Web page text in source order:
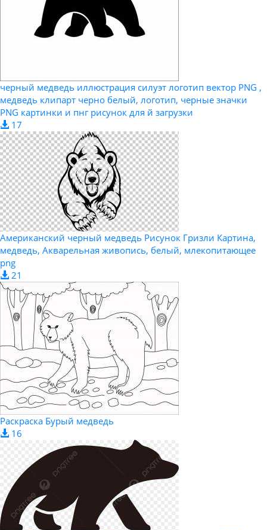
черный медведь иллюстрация силуэт логотип вектор PNG ,
медведь клипарт черно белый, логотип, черные значки
PNG картинки и пнг рисунок для й загрузки
17
Американский черный медведь Рисунок Гризли Картина,
медведь, Акварельная живопись, белый, млекопитающее
png
21
Раскраска Бурый медведь
16